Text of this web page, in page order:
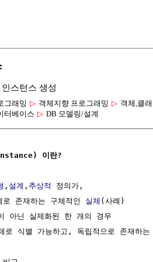
스턴스 생성
그래밍 ▷ 객체지향 프로그래밍 ▷ 객체,클
터베이스 ▷ DB 모델링/설계
이란?
, 설계 , 추상적
정의가,
존재하는 구체적인
실체 (사례)
아닌 실제화된 한 개의 경우
식별 가능하고, 독립적으로 존재하는